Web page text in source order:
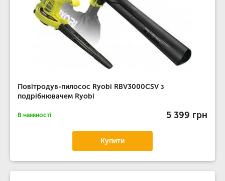
Повітродув-пилосос Ryobi RBV3000CSV з
подрібнювачем Ryobi
В наявності 5 399 грн
Купити